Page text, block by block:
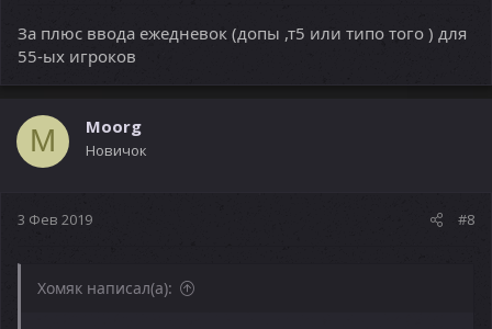
За плюс ввода ежедневок (допы ,т5 или типо того ) для
55-ых игроков
M Moorg
Новичок
3 Фев 2019 #8
Хомяк написал(а):